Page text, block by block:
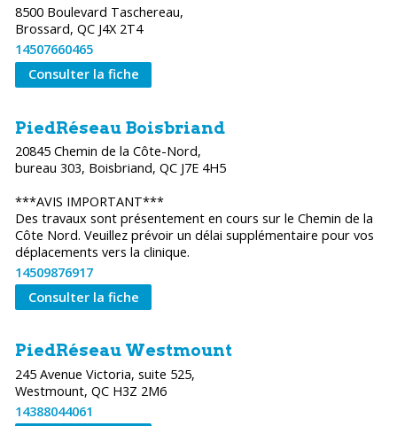
8500 Boulevard Taschereau,
Brossard, QC J4X 2T4
14507660465
Consulter la fiche
PiedRéseau Boisbriand
20845 Chemin de la Côte-Nord,
bureau 303, Boisbriand, QC J7E 4H5
***AVIS IMPORTANT***
Des travaux sont présentement en cours sur le Chemin de la
Côte Nord. Veuillez prévoir un délai supplémentaire pour vos
déplacements vers la clinique.
14509876917
Consulter la fiche
PiedRéseau Westmount
245 Avenue Victoria, suite 525,
Westmount, QC H3Z 2M6
14388044061